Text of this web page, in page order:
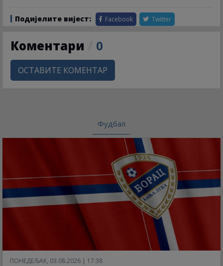
Подијелите вијест: Facebook Twitter
Коментари 0
ОСТАВИТЕ КОМЕНТАР
Фудбал
ПОНЕДЕЉАК, 03.08.2026 | 17:38